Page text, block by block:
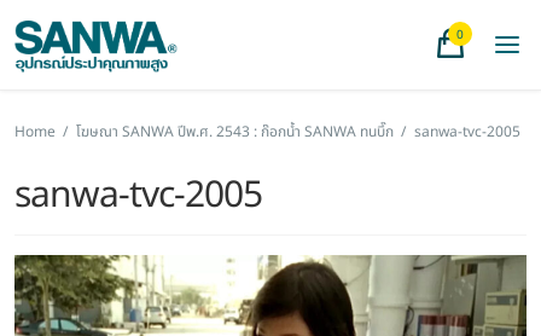
0
Home / โฆษณา SANWA ปีพ.ศ. 2543 : ก๊อกน้ำ SANWA ทนบึ๊ก / sanwa-tvc-2005
sanwa-tvc-2005